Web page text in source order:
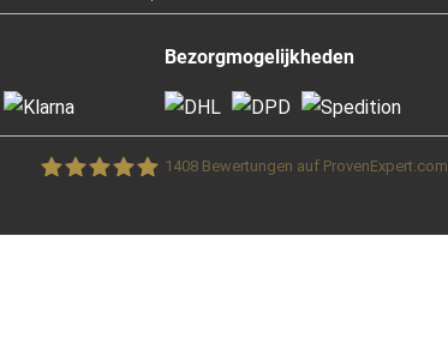
Bezorgmogelijkheden
Fensterblick GmbH &Co.KG
1408Bewertungen auf ProvenExpert.com